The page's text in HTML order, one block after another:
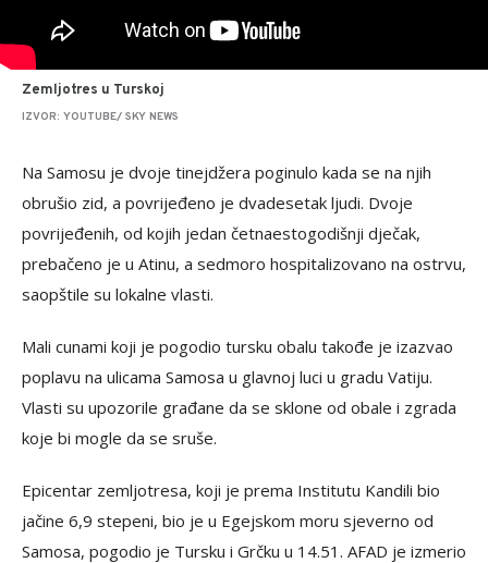
Zemljotres u Turskoj
IZVOR: YOUTUBE/ SKY NEWS
Na Samosu je dvoje tinejdžera poginulo kada se na njih
obrušio zid, a povrijeđeno je dvadesetak ljudi. Dvoje
povrijeđenih, od kojih jedan četnaestogodišnji dječak,
prebačeno je u Atinu, a sedmoro hospitalizovano na ostrvu,
saopštile su lokalne vlasti.
Mali cunami koji je pogodio tursku obalu takođe je izazvao
poplavu na ulicama Samosa u glavnoj luci u gradu Vatiju.
Vlasti su upozorile građane da se sklone od obale i zgrada
koje bi mogle da se sruše.
Epicentar zemljotresa, koji je prema Institutu Kandili bio
jačine 6,9 stepeni, bio je u Egejskom moru sjeverno od
Samosa, pogodio je Tursku i Grčku u 14.51. AFAD je izmerio